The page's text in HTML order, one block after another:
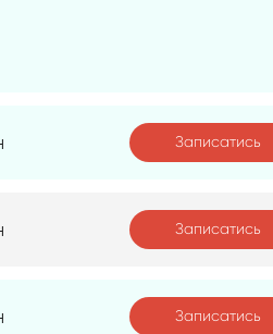
Записатись
Записатись
Записатись